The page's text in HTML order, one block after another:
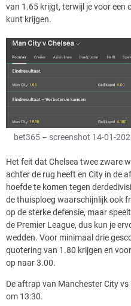
van 1.65 krijgt, terwijl je voor een
kunt krijgen.
bet365 – screenshot 14-01-
Het feit dat Chelsea twee zware
achter de rug heeft en City in de
hoefde te komen tegen
de thuisploeg waarschijnlijk ook
op de sterke defensie, maar
de Premier League, dus kun je
wedden. Voor minimaal drie
quotering van 1.80 krijgen en
op naar 3.00.
De aftrap van Manchester City
om 13:30.